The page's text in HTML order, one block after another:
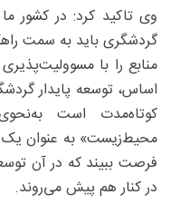
وی تاکید کرد: در کشور
گردشگری باید به سمت
منابع را با
اساس، توسعه پایدار
کوتاه‌مدت است
محیط‌زیست» به عنوان یک
فرصت ببیند که در آن
در کنار هم پیش می‌روند.